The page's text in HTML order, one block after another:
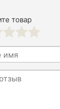
товар